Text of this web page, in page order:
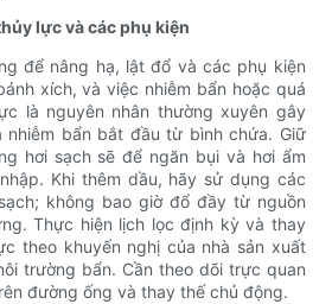
lực và các phụ kiện
để nâng hạ, lật đổ và các phụ kiện
xích, và việc nhiễm bẩn hoặc quá
là nguyên nhân thường xuyên gây
nhiễm bẩn bắt đầu từ bình chứa. Giữ
hơi sạch sẽ để ngăn bụi và hơi ẩm
Khi thêm dầu, hãy sử dụng các
không bao giờ đổ đầy từ nguồn
Thực hiện lịch lọc định kỳ và thay
theo khuyến nghị của nhà sản xuất
trường bẩn. Cần theo dõi trực quan
đường ống và thay thế chủ động.